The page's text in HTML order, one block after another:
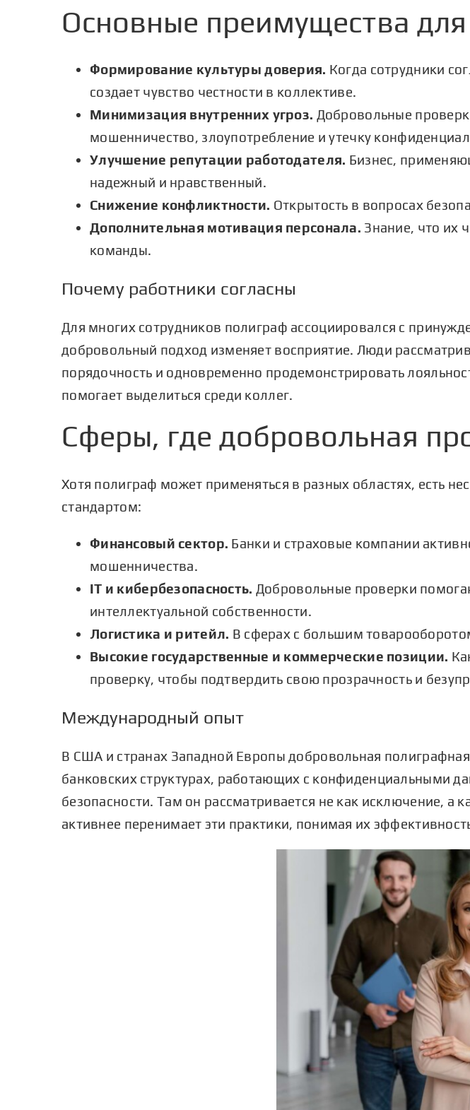
Основные преимущества
Формирование культуры доверия. Когда сотрудники
создает чувство честности в коллективе.
Минимизация внутренних угроз. Добровольные
мошенничество, злоупотребление и утечку
Улучшение репутации работодателя. Бизнес,
надежный и нравственный.
Снижение конфликтности. Открытость в вопросах
Дополнительная мотивация персонала. Знание, что их
команды.
Почему работники согласны
Для многих сотрудников полиграф ассоциировался с
добровольный подход изменяет восприятие. Люди
порядочность и одновременно продемонстрировать
помогает выделиться среди коллег.
Сферы, где добровольная
Хотя полиграф может применяться в разных областях, есть
стандартом:
Финансовый сектор. Банки и страховые компании
мошенничества.
IT и кибербезопасность. Добровольные проверки
интеллектуальной собственности.
Логистика и ритейл. В сферах с большим
Высокие государственные и коммерческие позиции.
проверку, чтобы подтвердить свою прозрачность и
Международный опыт
В США и странах Западной Европы добровольная
банковских структурах, работающих с конфиденциальными
безопасности. Там он рассматривается не как исключение, а
активнее перенимает эти практики, понимая их